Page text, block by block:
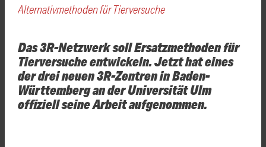
Alternativmethoden für Tierversuche
Das 3R-Netzwerk soll Ersatzmethoden für
Tierversuche entwickeln. Jetzt hat eines
der drei neuen 3R-Zentren in Baden-
Württemberg an der Universität Ulm
offiziell seine Arbeit aufgenommen.